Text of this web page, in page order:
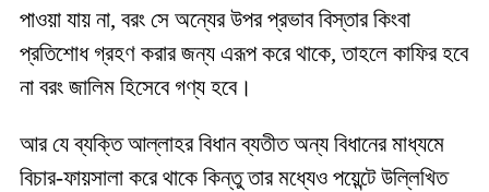
পাওয়া যায় না, বরং সে অন্যের উপর প্রভাব বিস্তার কিংবা
প্রতিশোধ গ্রহণ করার জন্য এরূপ করে থাকে, তাহলে কাফির হবে
না বরং জালিম হিসেবে গণ্য হবে।
আর যে ব্যক্তি আল্লাহর বিধান ব্যতীত অন্য বিধানের মাধ্যমে
বিচার-ফায়সালা করে থাকে কিন্তু তার মধ্যেও পয়েন্টে উল্লিখিত